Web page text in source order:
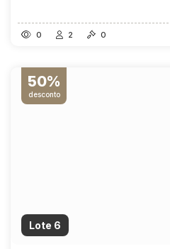
0 2 0
50%
desconto
Lote 6